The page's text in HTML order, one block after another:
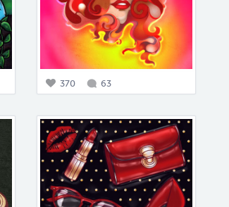
370 63